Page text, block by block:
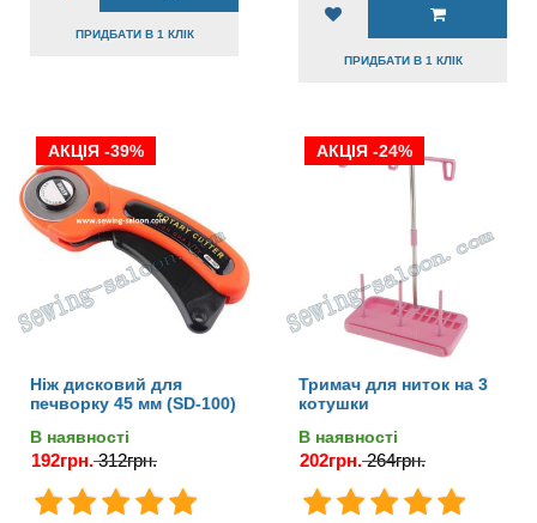
ПРИДБАТИ В 1 КЛІК
ПРИДБАТИ В 1 КЛІК
АКЦІЯ -39%
Ніж дисковий для
печворку 45 мм (SD-100)
В наявності
192грн. 312грн.
АКЦІЯ -24%
Тримач для ниток на 3
котушки
В наявності
202грн. 264грн.